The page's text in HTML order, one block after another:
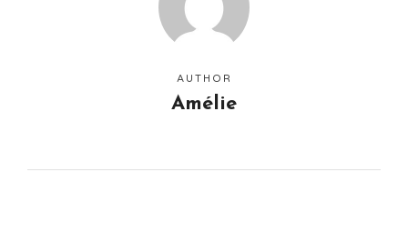
AUTHOR
Amélie